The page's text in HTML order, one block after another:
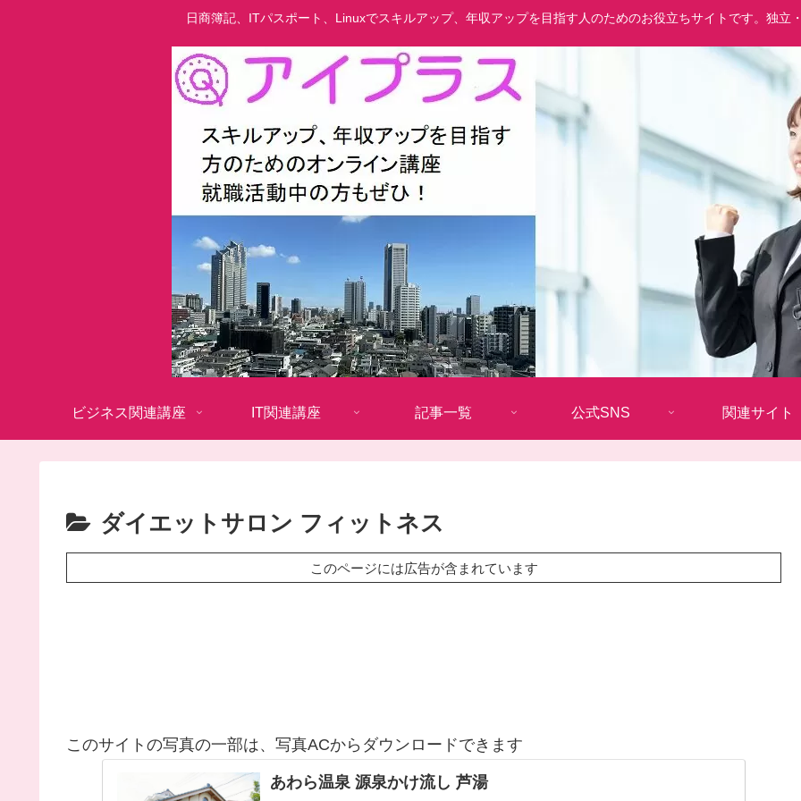
日商簿記、ITパスポート、Linuxでスキルアップ、年収アップを目指す人のためのお役立ちサイトです。独立
ビジネス関連講座 IT関連講座 記事一覧 公式SNS 関連サイト
ダイエットサロン フィットネス
このページには広告が含まれています
このサイトの写真の一部は、写真ACからダウンロードできます
あわら温泉 源泉かけ流し 芦湯